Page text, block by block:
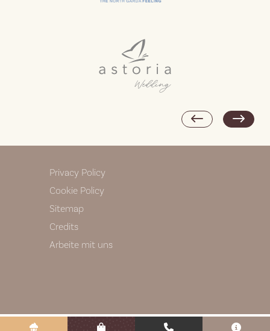
Privacy Policy
Cookie Policy
Sitemap
Credits
Arbeite mit uns
Le tue preferenze relative alla privacy